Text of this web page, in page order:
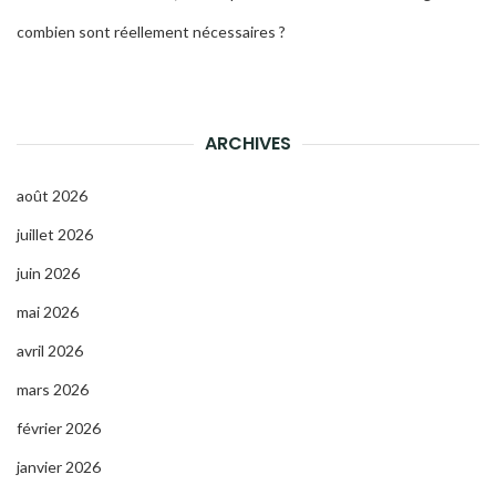
combien sont réellement nécessaires ?
ARCHIVES
août 2026
juillet 2026
juin 2026
mai 2026
avril 2026
mars 2026
février 2026
janvier 2026